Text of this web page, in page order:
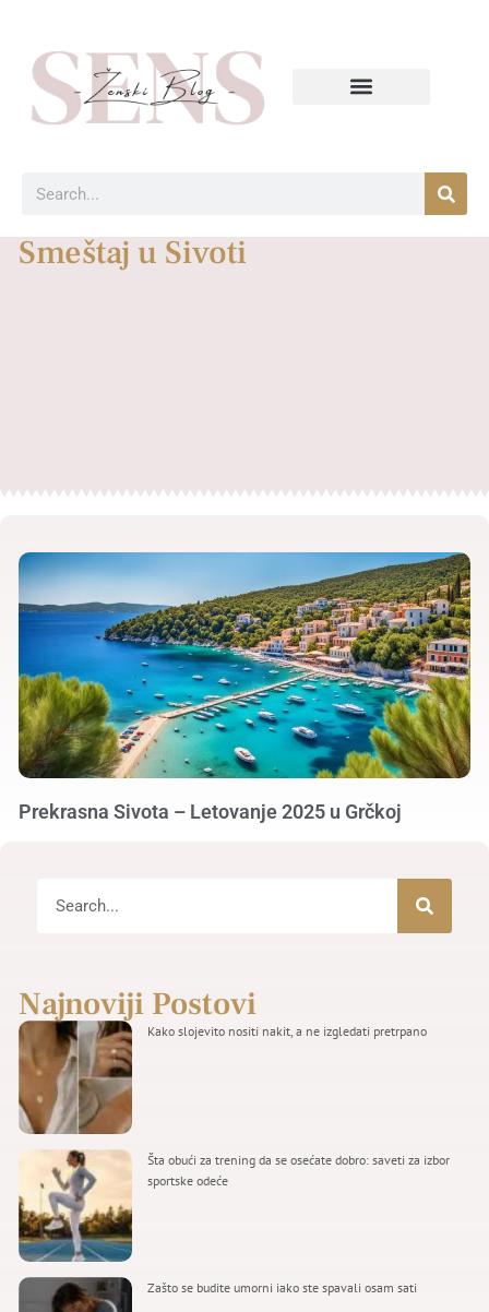
Smeštaj u Sivoti
Prekrasna Sivota – Letovanje 2025 u Grčkoj
Najnoviji Postovi
Kako slojevito nositi nakit, a ne izgledati pretrpano
Šta obući za trening da se osećate dobro: saveti za izbor
sportske odeće
Zašto se budite umorni iako ste spavali osam sati